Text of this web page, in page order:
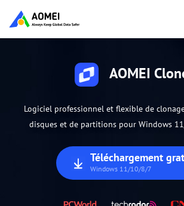
AOMEI
Logiciel professionnel et flexible de
disques et de partitions pour Windows
Téléchargement
Windows 11/10/8/7